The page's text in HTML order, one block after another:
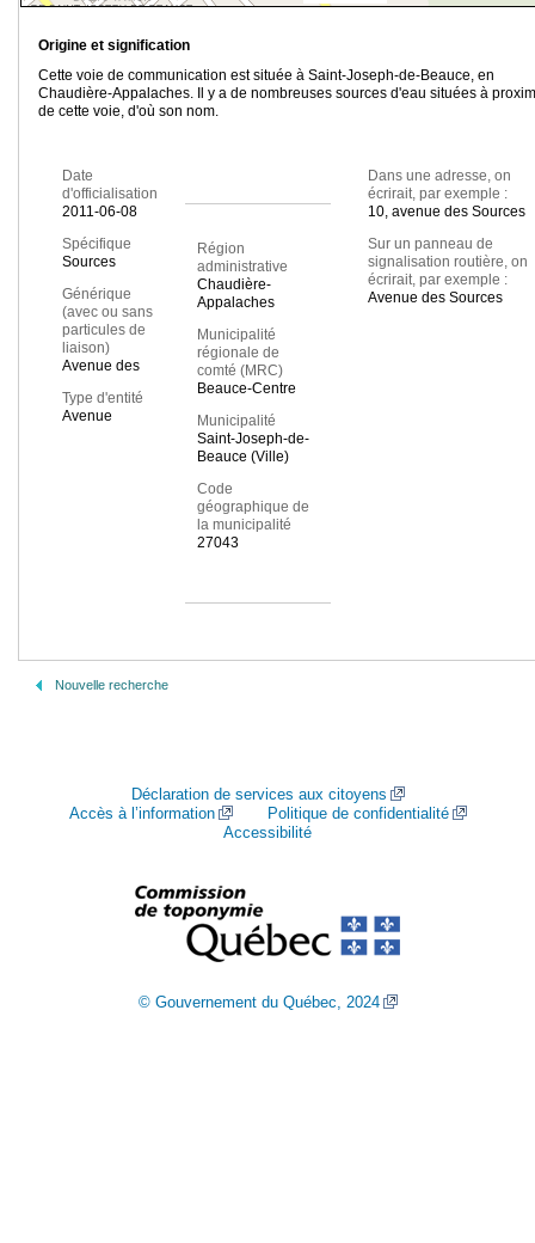
Origine et signification
Cette voie de communication est située à Saint-Joseph-de-Beauce, en
Chaudière-Appalaches. Il y a de nombreuses sources d'eau situées à
de cette voie, d'où son nom.
Date
d'officialisation
2011-06-08
Spécifique
Sources
Générique
(avec ou sans
particules de
liaison)
Avenue des
Type d'entité
Avenue
Région
administrative
Chaudière-
Appalaches
Municipalité
régionale de
comté (MRC)
Beauce-Centre
Municipalité
Saint-Joseph-de-
Beauce (Ville)
Code
géographique de
la municipalité
27043
Dans une adresse, on
écrirait, par exemple :
10, avenue des Sources
Sur un panneau de
signalisation routière, on
écrirait, par exemple :
Avenue des Sources
Nouvelle recherche
Déclaration de services aux citoyens
Accès à l’information
Politique de confidentialité
Accessibilité
© Gouvernement du Québec, 2024